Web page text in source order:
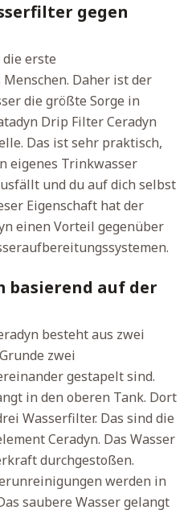
gegen
erste
Daher ist der
die größte Sorge in
Drip Filter Ceradyn
Das ist sehr praktisch,
eigenes Trinkwasser
und du auf dich selbst
Eigenschaft hat der
einen Vorteil gegenüber
basierend auf der
besteht aus zwei
zwei
gestapelt sind.
in den oberen Tank. Dort
Wasserfilter. Das sind die
Ceradyn. Das Wasser
durchgestoßen.
werden in
saubere Wasser gelangt